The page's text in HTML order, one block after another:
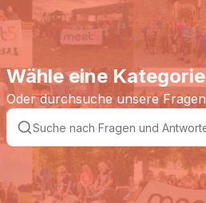
Wähle eine Kategorie
Oder durchsuche unsere Fragen